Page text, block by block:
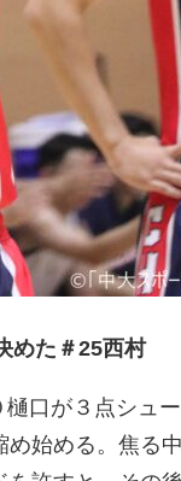
めた＃25西村
口が３点シュ
始める。焦る